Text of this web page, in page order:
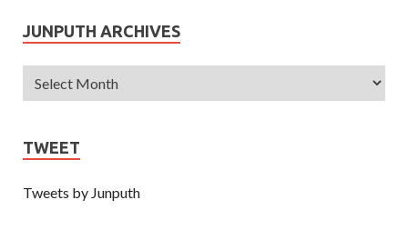
JUNPUTH ARCHIVES
TWEET
Tweets by Junputh